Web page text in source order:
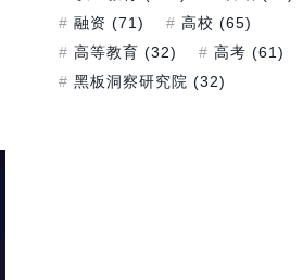
融资 (71) 高校 (65)
高等教育 (32) 高考 (61)
黑板洞察研究院 (32)